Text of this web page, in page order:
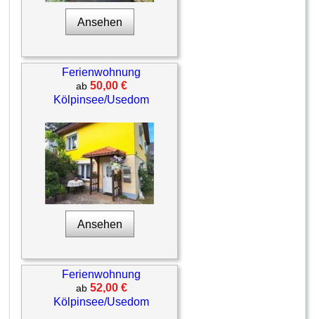
Ansehen
Ferienwohnung
ab 50,00 €
Kölpinsee/Usedom
Ansehen
Ferienwohnung
ab 52,00 €
Kölpinsee/Usedom